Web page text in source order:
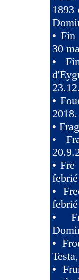
1893
• Fin
30
•
•
•
•
•Fre
•
•
•
•